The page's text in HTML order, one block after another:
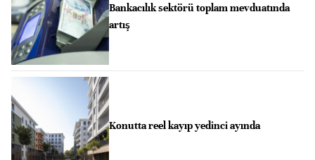
Bankacılık sektörü toplam mevduatında
artış
Konutta reel kayıp yedinci ayında